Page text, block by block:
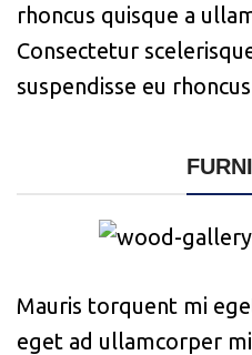
rhoncus quisque a
Consectetur
suspendisse eu
Mauris torquent mi
eget ad ullamcorper